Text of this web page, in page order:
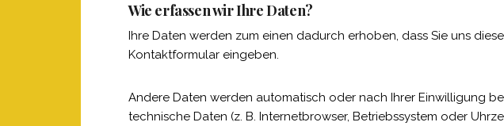
Wie erfassen wir Ihre Daten?
Ihre Daten werden zum einen dadurch erhoben, dass Sie uns
Kontaktformular eingeben.
Andere Daten werden automatisch oder nach Ihrer Einwilligung
technische Daten (z. B. Internetbrowser, Betriebssystem oder